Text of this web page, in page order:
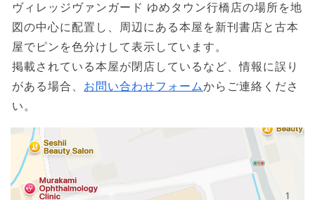
ヴィレッジヴァンガード ゆめタウン行橋店の場所を地
図の中心に配置し、周辺にある本屋を新刊書店と古本
屋でピンを色分けして表示しています。
掲載されている本屋が閉店しているなど、情報に誤り
がある場合、 お問い合わせフォームからご連絡くださ
い。